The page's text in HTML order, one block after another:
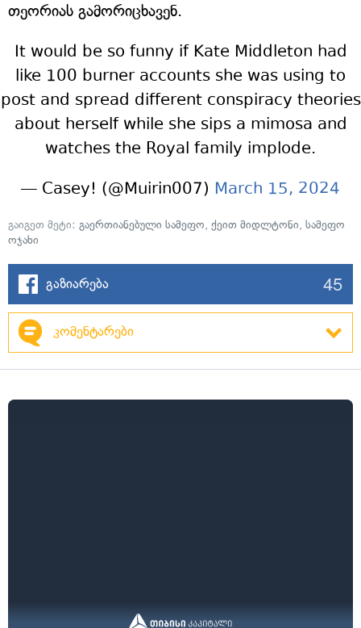
თეორიას გამორიცხავენ.
It would be so funny if Kate Middleton had
like 100 burner accounts she was using to
post and spread different conspiracy theories
about herself while she sips a mimosa and
watches the Royal family implode.
— Casey! (@Muirin007) March 15, 2024
გაიგეთ მეტი: გაერთიანებული სამეფო, ქეით მიდლტონი, სამეფო
ოჯახი
გაზიარება 45
კომენტარები